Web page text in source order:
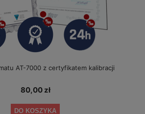
AT-7000 z certyfikatem kalibracji
80,00 zł
DO KOSZYKA